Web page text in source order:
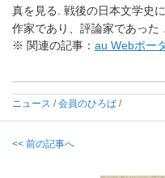
真を見る. 戦後の日本文学史
作家であり、評論家であった
※ 関連の記事： au Webポー
ニュース /会員のひろば /
<< 前の記事へ